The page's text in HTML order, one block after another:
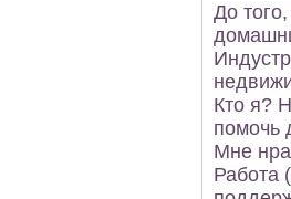
До
Кто я?
помочь
Мне
Работа